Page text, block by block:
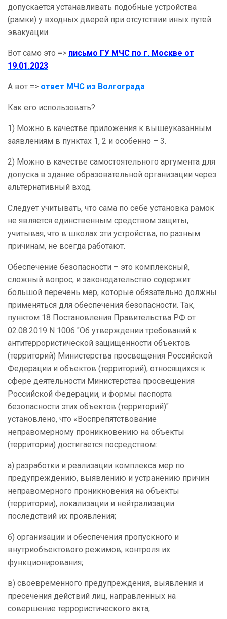
допускается устанавливать подобные устройства
(рамки) у входных дверей при отсутствии иных путей
эвакуации.
Вот само это => письмо ГУ МЧС по г. Москве от
19.01.2023
А вот => ответ МЧС из Волгограда
Как его использовать?
1) Можно в качестве приложения к вышеуказанным
заявлениям в пунктах 1, 2 и особенно – 3.
2) Можно в качестве самостоятельного аргумента для
допуска в здание образовательной организации через
альтернативный вход.
Следует учитывать, что сама по себе установка рамок
не является единственным средством защиты,
учитывая, что в школах эти устройства, по разным
причинам, не всегда работают.
Обеспечение безопасности – это комплексный,
сложный вопрос, и законодательство содержит
большой перечень мер, которые обязательно должны
применяться для обеспечения безопасности. Так,
пунктом 18 Постановления Правительства РФ от
02.08.2019 N 1006 "Об утверждении требований к
антитеррористической защищенности объектов
(территорий) Министерства просвещения Российской
Федерации и объектов (территорий), относящихся к
сфере деятельности Министерства просвещения
Российской Федерации, и формы паспорта
безопасности этих объектов (территорий)"
установлено, что «Воспрепятствование
неправомерному проникновению на объекты
(территории) достигается посредством:
а) разработки и реализации комплекса мер по
предупреждению, выявлению и устранению причин
неправомерного проникновения на объекты
(территории), локализации и нейтрализации
последствий их проявления;
б) организации и обеспечения пропускного и
внутриобъектового режимов, контроля их
функционирования;
в) своевременного предупреждения, выявления и
пресечения действий лиц, направленных на
совершение террористического акта;